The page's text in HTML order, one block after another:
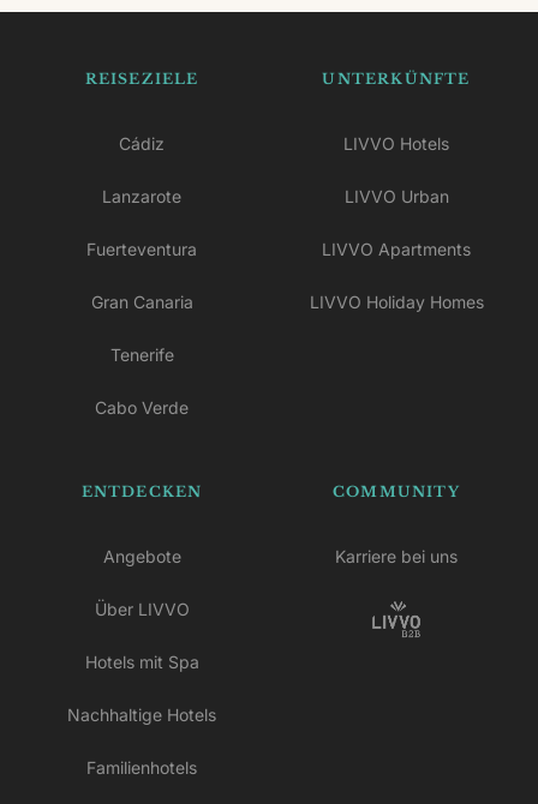
REISEZIELE
Cádiz
Lanzarote
Fuerteventura
Gran Canaria
Tenerife
Cabo Verde
UNTERKÜNFTE
LIVVO Hotels
LIVVO Urban
LIVVO Apartments
LIVVO Holiday Homes
ENTDECKEN
Angebote
Über LIVVO
Hotels mit Spa
Nachhaltige Hotels
Familienhotels
COMMUNITY
Karriere bei uns